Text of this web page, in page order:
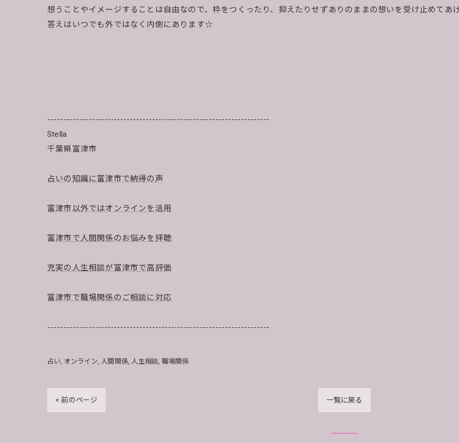
想うことやイメージすることは自由なので、枠をつくったり、抑えたりせずありのままの想いを受け止めてあ
答えはいつでも外ではなく内側にあります☆
----------------------------------------------------------------------
Stella
千葉県富津市
占いの知識に富津市で納得の声
富津市以外ではオンラインを活用
富津市で人間関係のお悩みを拝聴
充実の人生相談が富津市で高評価
富津市で職場関係のご相談に対応
----------------------------------------------------------------------
占い オンライン 人間関係 人生相談 職場関係
< 前のページ 一覧に戻る